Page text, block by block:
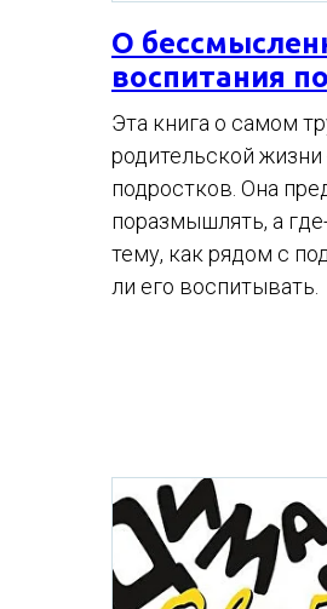
О
воспитания
Эта книга о самом
родительской
подростков. Она
поразмышлять, а
тему, как рядом с
ли его воспитывать.